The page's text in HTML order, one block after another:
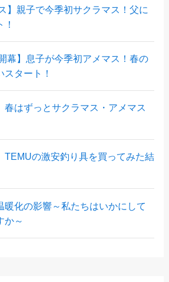
】親子で今季初サクラマス！父に
幕】息子が今季初アメマス！春の
タート！
春はずっとサクラマス・アメマス
TEMUの激安釣り具を買ってみた結
暖化の影響～私たちはいかにして
か～